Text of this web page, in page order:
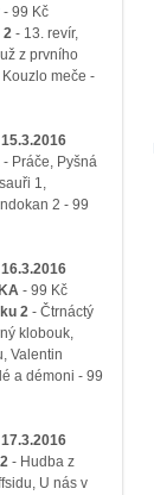
- 99 Kč
2- 13. revír,
z prvního
meče -
- Práče, Pyšná
1,
2 - 99
- 99 Kč
2- Čtrnáctý
klobouk,
Valentin
a démoni - 99
- Hudba z
U nás v